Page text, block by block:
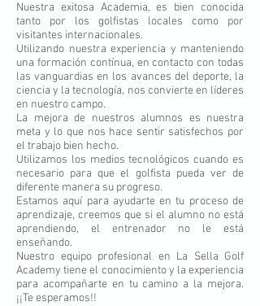
Nuestra exitosa Academia, es bien conocida
tanto por los golfistas locales como por
visitantes internacionales.
Utilizando nuestra experiencia y manteniendo
una formación contínua, en contacto con todas
las vanguardias en los avances del deporte, la
ciencia y la tecnología, nos convierte en líderes
en nuestro campo.
La mejora de nuestros alumnos es nuestra
meta y lo que nos hace sentir satisfechos por
el trabajo bien hecho.
Utilizamos los medios tecnológicos cuando es
necesario para que el golfista pueda ver de
diferente manera su progreso.
Estamos aquí para ayudarte en tu proceso de
aprendizaje, creemos que si el alumno no está
aprendiendo, el entrenador no le está
enseñando.
Nuestro equipo profesional en La Sella Golf
Academy tiene el conocimiento y la experiencia
para acompañarte en tu camino a la mejora.
¡¡Te esperamos!!